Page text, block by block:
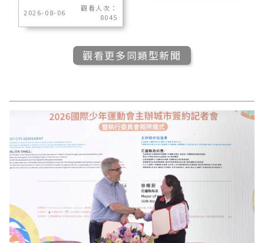
2026-08-06
觀看人次：
8045
觀看更多同類型新聞